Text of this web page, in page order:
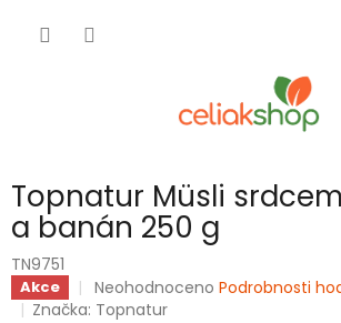
Topnatur Müsli
a banán 250 g
TN9751
Akce
Průměrné
hodnocení
Neohodnoceno Podrobnosti
Značka: Topnatur